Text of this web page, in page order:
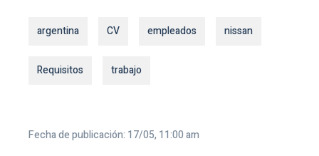
argentina CV empleados nissan
Requisitos trabajo
Fecha de publicación: 17/05, 11:00 am